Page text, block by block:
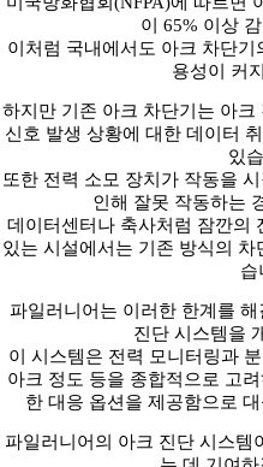
이 65% 이상
이처럼 국내에서도 아크 차단
용성이 커
하지만 기존 아크 차단기는 아
신호 발생 상황에 대한 데이터
있
또한 전력 소모 장치가 작동을
인해 잘못 작동하는
데이터센터나 축사처럼 잠깐의
있는 시설에서는 기존 방식의
습
파일러니어는 이러한 한계를
진단 시스템을
이 시스템은 전력 모니터링과
아크 정도 등을 종합적으로 고
한 대응 옵션을 제공함으로
파일러니어의 아크 진단 시스템